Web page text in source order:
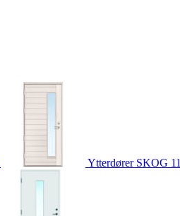
Ytterdører SKOG 11